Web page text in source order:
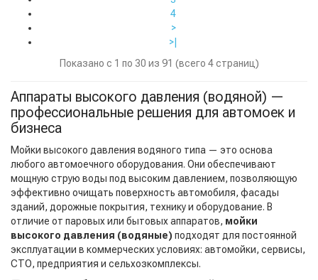
4
>
>|
Показано с 1 по 30 из 91 (всего 4 страниц)
Аппараты высокого давления (водяной) —
профессиональные решения для автомоек и
бизнеса
Мойки высокого давления водяного типа — это основа
любого автомоечного оборудования. Они обеспечивают
мощную струю воды под высоким давлением, позволяющую
эффективно очищать поверхность автомобиля, фасады
зданий, дорожные покрытия, технику и оборудование. В
отличие от паровых или бытовых аппаратов, мойки
высокого давления (водяные) подходят для постоянной
эксплуатации в коммерческих условиях: автомойки, сервисы,
СТО, предприятия и сельхозкомплексы.